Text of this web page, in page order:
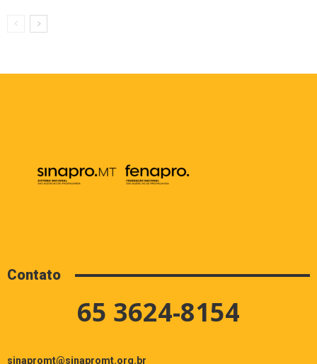
Contato
65 3624-8154
sinapromt@sinapromt.org.br